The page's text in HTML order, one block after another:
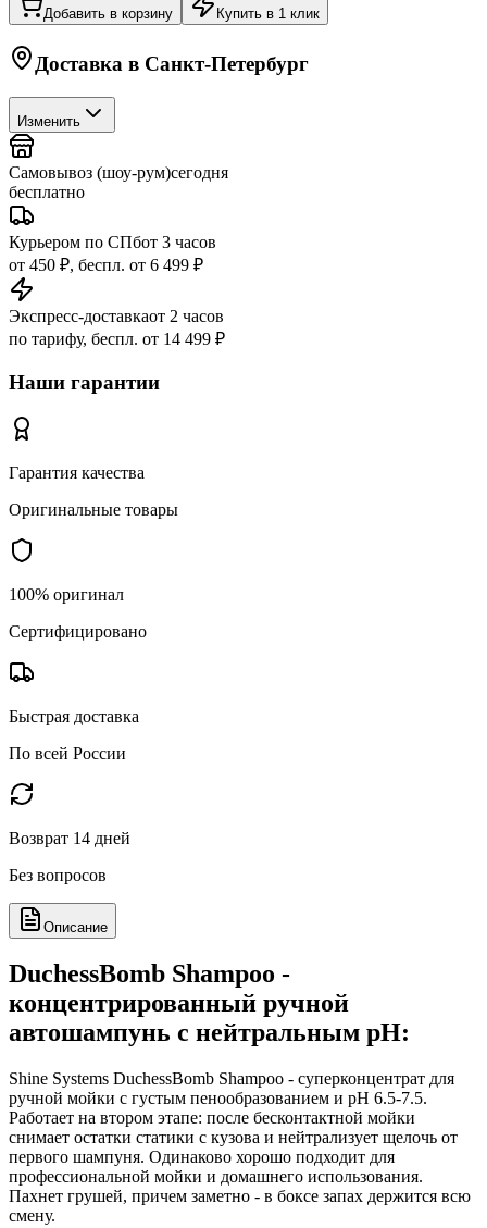
Добавить в корзину Купить в 1 клик
Доставка в Санкт-Петербург
Изменить
Самовывоз (шоу-рум)сегодня
бесплатно
Курьером по СПбот 3 часов
от 450 ₽, беспл. от 6 499 ₽
Экспресс-доставкаот 2 часов
по тарифу, беспл. от 14 499 ₽
Наши гарантии
Гарантия качества
Оригинальные товары
100% оригинал
Сертифицировано
Быстрая доставка
По всей России
Возврат 14 дней
Без вопросов
Описание
DuchessBomb Shampoo -
концентрированный ручной
автошампунь с нейтральным pH:
Shine Systems DuchessBomb Shampoo - суперконцентрат для
ручной мойки с густым пенообразованием и pH 6.5-7.5.
Работает на втором этапе: после бесконтактной мойки
снимает остатки статики с кузова и нейтрализует щелочь от
первого шампуня. Одинаково хорошо подходит для
профессиональной мойки и домашнего использования.
Пахнет грушей, причем заметно - в боксе запах держится всю
смену.